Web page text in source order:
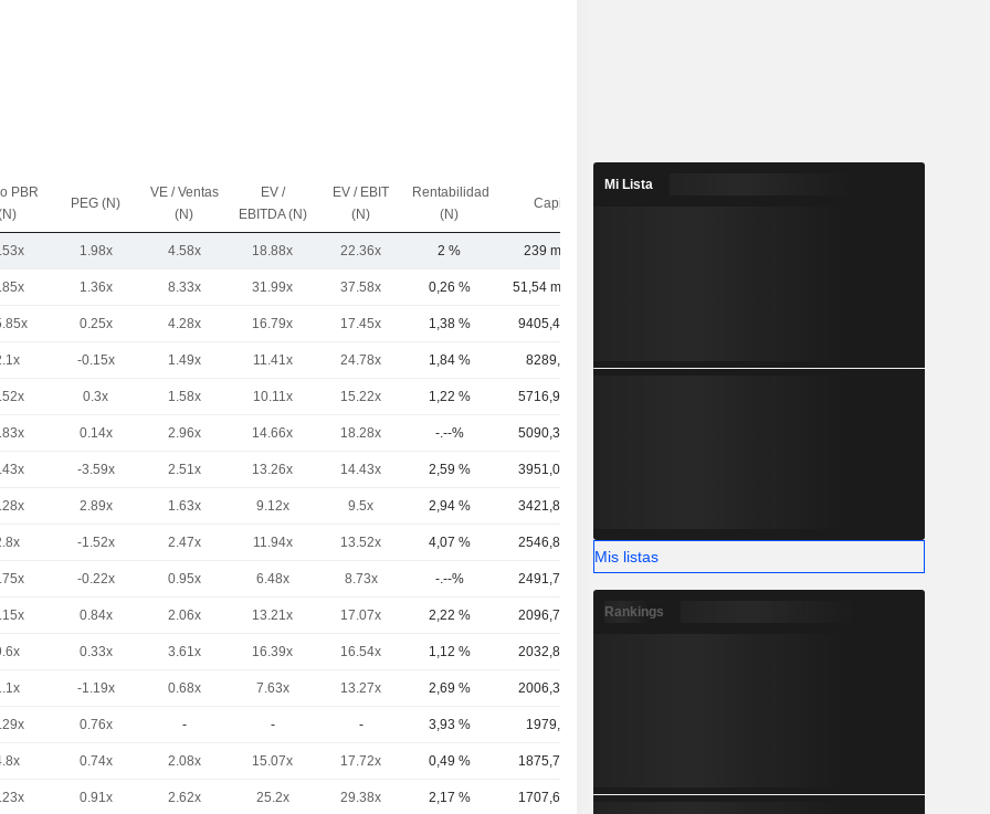
PBR
PEG (N)
VE / Ventas
(N)
EV /
EBITDA (N)
EV / EBIT
(N)
Rentabilidad
(N)
Capi.($)
1.98x 4.58x 18.88x 22.36x 2 % 239 mil M
1.36x 8.33x 31.99x 37.58x 0,26 % 51,54 mil M
0.25x 4.28x 16.79x 17.45x 1,38 % 9405,45 M
-0.15x 1.49x 11.41x 24.78x 1,84 % 8289,3 M
0.3x 1.58x 10.11x 15.22x 1,22 % 5716,99 M
0.14x 2.96x 14.66x 18.28x -.--% 5090,39 M
-3.59x 2.51x 13.26x 14.43x 2,59 % 3951,02 M
2.89x 1.63x 9.12x 9.5x 2,94 % 3421,86 M
-1.52x 2.47x 11.94x 13.52x 4,07 % 2546,83 M
-0.22x 0.95x 6.48x 8.73x -.--% 2491,72 M
0.84x 2.06x 13.21x 17.07x 2,22 % 2096,73 M
0.33x 3.61x 16.39x 16.54x 1,12 % 2032,89 M
-1.19x 0.68x 7.63x 13.27x 2,69 % 2006,32 M
0.76x - - - 3,93 % 1979,9 M
0.74x 2.08x 15.07x 17.72x 0,49 % 1875,78 M
0.91x 2.62x 25.2x 29.38x 2,17 % 1707,66 M
Mi Lista
Mis listas
Rankings